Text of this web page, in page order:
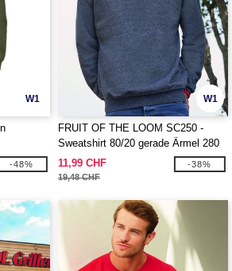
W1
-48%
W1
FRUIT OF THE LOOM SC250 -
Sweatshirt 80/20 gerade Ärmel 280
11,99 CHF
19,48 CHF
-38%